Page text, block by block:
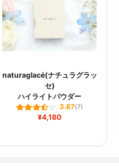
naturaglacé(ナチュラグラッ
セ)
ハイライトパウダー
3.87(7)
¥4,180